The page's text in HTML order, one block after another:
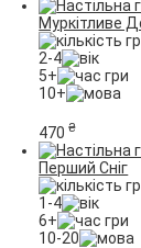
Муркітливе
2-4
5+
10+
470₴
Перший Сніг
1-4
6+
10-20